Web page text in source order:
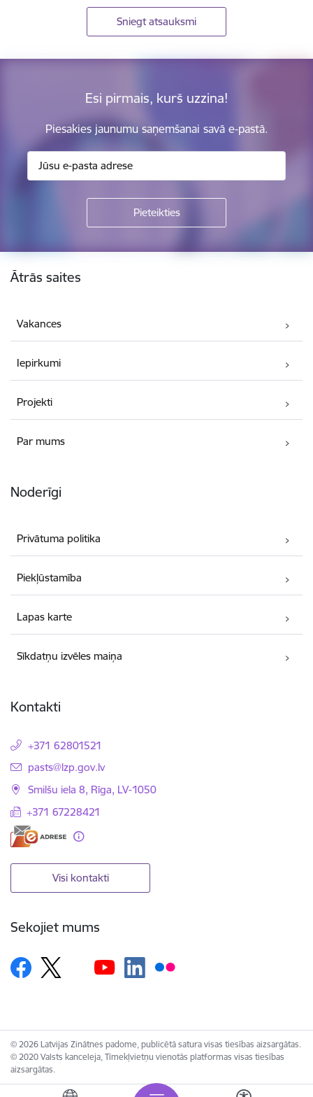
Sniegt atsauksmi
Esi pirmais, kurš uzzina!
Piesakies jaunumu saņemšanai savā e-pastā.
Kājene
Ātrās saites
Vakances
Iepirkumi
Projekti
Par mums
Noderīgi
Privātuma politika
Piekļūstamība
Lapas karte
Sīkdatņu izvēles maiņa
Kontakti
+371 62801521
E-pasts:
pasts@lzp.gov.lv
Smilšu iela 8, Rīga, LV-1050
+371 67228421
Visi kontakti
Sekojiet mums
© 2026 Latvijas Zinātnes padome, publicētā satura visas tiesības aizsargātas.
© 2020 Valsts kanceleja, Tīmekļvietņu vienotās platformas visas tiesības
aizsargātas.